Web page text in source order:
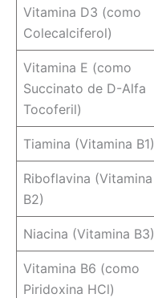
Vitamina D3 (como
Colecalciferol)
Vitamina E (como
Succinato de D-Alfa
Tocoferil)
Tiamina (Vitamina B1)
Riboflavina (Vitamina
B2)
Niacina (Vitamina B3)
Vitamina B6 (como
Piridoxina HCl)